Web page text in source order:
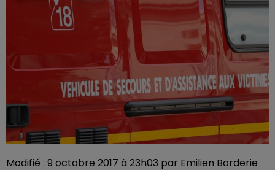
Modifié : 9 octobre 2017 à 23h03 par Emilien Borderie